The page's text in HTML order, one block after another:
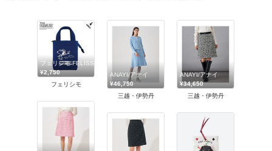
フェリシモ FELISSIMO
¥2,750
フェリシモ
ANAYI/アナイ
¥46,750
三越・伊勢丹
ANAYI/アナイ
¥34,650
三越・伊勢丹